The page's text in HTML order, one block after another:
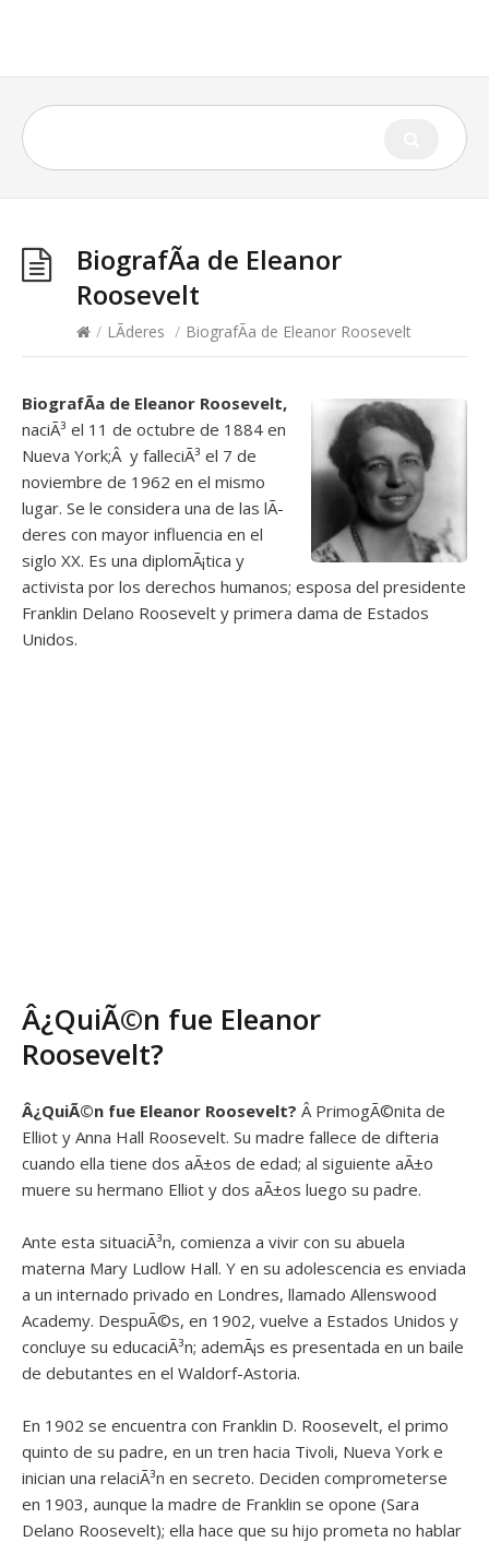
BiografÃ­a de Eleanor
Roosevelt
/ LÃ­deres / BiografÃ­a de Eleanor Roosevelt
BiografÃ­a de Eleanor Roosevelt,
naciÃ³ el 11 de octubre de 1884 en
Nueva York;Â y falleciÃ³ el 7 de
noviembre de 1962 en el mismo
lugar. Se le considera una de las lÃ­
deres con mayor influencia en el
siglo XX. Es una diplomÃ¡tica y
activista por los derechos humanos; esposa del presidente
Franklin Delano Roosevelt y primera dama de Estados
Unidos.
Â¿QuiÃ©n fue Eleanor
Roosevelt?
Â¿QuiÃ©n fue Eleanor Roosevelt? Â PrimogÃ©nita de
Elliot y Anna Hall Roosevelt. Su madre fallece de difteria
cuando ella tiene dos aÃ±os de edad; al siguiente aÃ±o
muere su hermano Elliot y dos aÃ±os luego su padre.
Ante esta situaciÃ³n, comienza a vivir con su abuela
materna Mary Ludlow Hall. Y en su adolescencia es enviada
a un internado privado en Londres, llamado Allenswood
Academy. DespuÃ©s, en 1902, vuelve a Estados Unidos y
concluye su educaciÃ³n; ademÃ¡s es presentada en un baile
de debutantes en el Waldorf-Astoria.
En 1902 se encuentra con Franklin D. Roosevelt, el primo
quinto de su padre, en un tren hacia Tivoli, Nueva York e
inician una relaciÃ³n en secreto. Deciden comprometerse
en 1903, aunque la madre de Franklin se opone (Sara
Delano Roosevelt); ella hace que su hijo prometa no hablar